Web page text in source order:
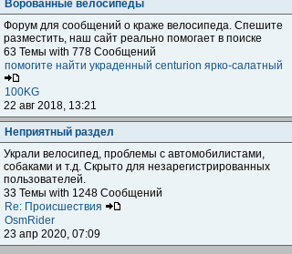
Ворованные велосипеды
Форум для сообщений о краже велосипеда. Спешите
разместить, наш сайт реально помогает в поиске
63 Темы with 778 Сообщений
помогите найти украденный centurion ярко-салатный
100KG
22 авг 2018, 13:21
Неприятный раздел
Украли велосипед, проблемы с автомобилистами,
собаками и т.д. Скрыто для незарегистрированных
пользователей.
33 Темы with 1248 Сообщений
Re: Происшествия
OsmRider
23 апр 2020, 07:09